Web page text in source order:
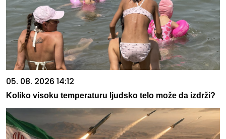
05. 08. 2026 14:12
Koliko visoku temperaturu ljudsko telo može da izdrži?